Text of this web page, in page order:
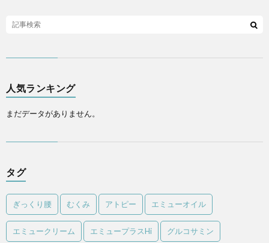
人気ランキング
まだデータがありません。
タグ
ぎっくり腰 むくみ アトピー エミューオイル
エミュークリーム エミュープラスHi グルコサミン